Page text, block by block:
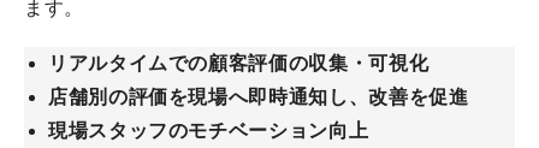
ます。
リアルタイムでの顧客評価の収集・可視化
店舗別の評価を現場へ即時通知し、改善を促進
現場スタッフのモチベーション向上